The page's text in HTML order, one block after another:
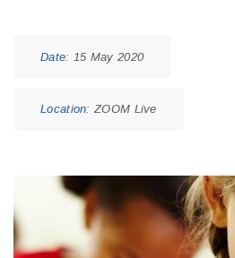
Date: 15 May 2020
Location:ZOOM Live